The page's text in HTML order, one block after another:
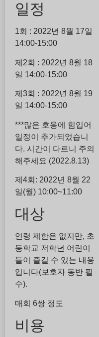
일정
1회 : 2022년 8월 17일
14:00-15:00
제2회 : 2022년 8월 18
일 14:00-15:00
제3회 : 2022년 8월 19
일 14:00-15:00
***많은 호응에 힘입어
일정이 추가되었습니
다. 시간이 다르니 주의
해주세요 (2022.8.13)
제4회: 2022년 8월 22
일(월) 10:00~11:00
대상
연령 제한은 없지만, 초
등학교 저학년 어린이
들이 즐길 수 있는 내용
입니다(보호자 동반 필
수).
매회 6쌍 정도
비용